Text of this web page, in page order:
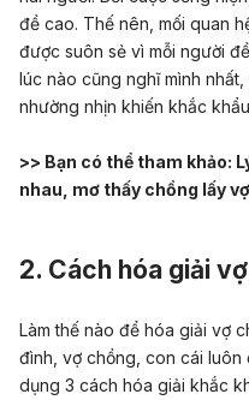
đề cao. Thế nên, mối quan
được suôn sẻ vì mỗi người
lúc nào cũng nghĩ mình
nhường nhịn khiến khắc
>> Bạn có thể tham khảo:
nhau, mơ thấy chồng lấy
2. Cách hóa giải
Làm thế nào để hóa giải vợ
đình, vợ chồng, con cái luôn
dụng 3 cách hóa giải khắc